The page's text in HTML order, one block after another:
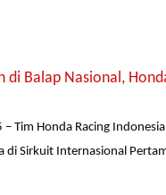
di Balap Nasional,
Tim Honda Racing
di Sirkuit Internasional